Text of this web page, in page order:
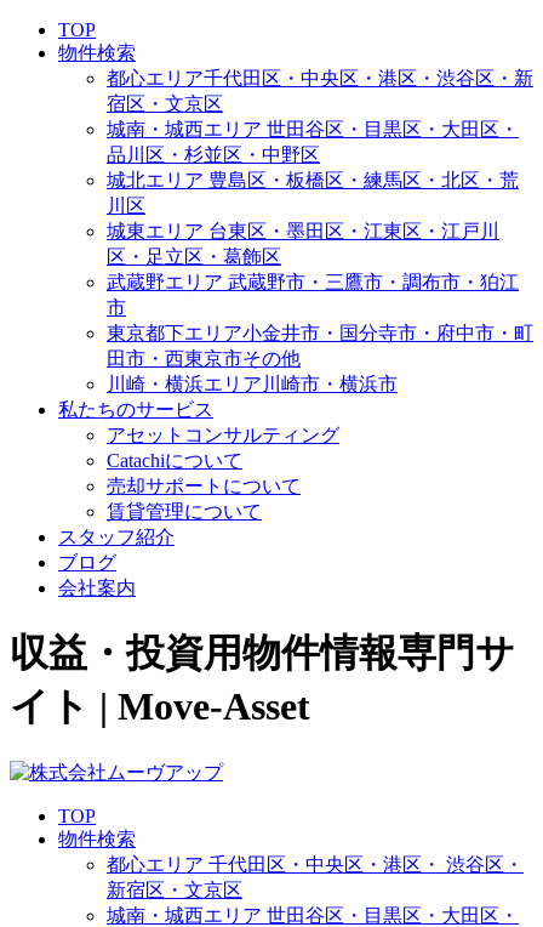
TOP
物件検索
都心エリア千代田区・中央区・港区・渋谷区・新
宿区・文京区
城南・城西エリア 世田谷区・目黒区・大田区・
品川区・杉並区・中野区
城北エリア 豊島区・板橋区・練馬区・北区・荒
川区
城東エリア 台東区・墨田区・江東区・江戸川
区・足立区・葛飾区
武蔵野エリア 武蔵野市・三鷹市・調布市・狛江
市
東京都下エリア小金井市・国分寺市・府中市・町
田市・西東京市その他
川崎・横浜エリア 川崎市・横浜市
私たちのサービス
アセットコンサルティング
Catachiについて
売却サポートについて
賃貸管理について
スタッフ紹介
ブログ
会社案内
収益・投資用物件情報専門サ
イト | Move-Asset
TOP
物件検索
都心エリア 千代田区・中央区・港区・ 渋谷区・
新宿区・文京区
城南・城西エリア 世田谷区・目黒区・大田区・